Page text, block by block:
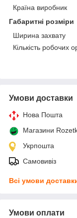
Країна виробник
Габаритні розміри
Ширина захвату
Кількість робочих
Умови доставки
Нова Пошта
Магазини
Укрпошта
Самовивіз
Всі умови
Умови оплати